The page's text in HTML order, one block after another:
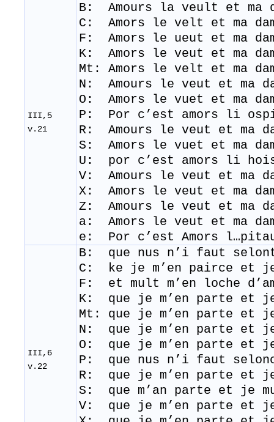
III,5
v.21
B: Amours la veult et ma
C: Amors le velt et ma
F: Amors le ueut et ma
K: Amors le veut et ma
Mt: Amors le velt et ma
N: Amours le veut et ma
​O: Amors le vuet et ma
​P: Por c’est amors li
R: Amours le veut et ma
​S : Amors le vuet et ma
U: por c’est amors li
V: Amours le veut et ma
X: Amors le veut et ma
Z: Amours le veut et ma
a: Amors le veut et ma
e: Por c’est Amors
III,6
v.22
B: que nus n’i faut
C: ke je m’en pairce et
F: et mult m’en loche
K: que je m’en parte et
Mt: que je m’en parte et
N: que je m’en parte et
O: que je m’en parte et
P: que nus n’i faut
R: que je m’en parte et
S: que m’an parte et je
V: que je m’en parte et